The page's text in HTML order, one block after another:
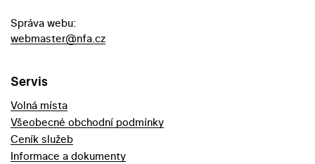
Správa webu:
webmaster@nfa.cz
Servis
Volná místa
Všeobecné obchodní podmínky
Ceník služeb
Informace a dokumenty